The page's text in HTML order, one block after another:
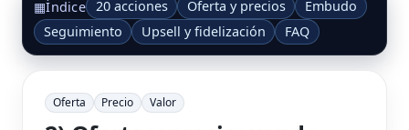
▦Índice 20 acciones Oferta y precios
Embudo
Seguimiento
Upsell y fidelización FAQ
Oferta Precio Valor